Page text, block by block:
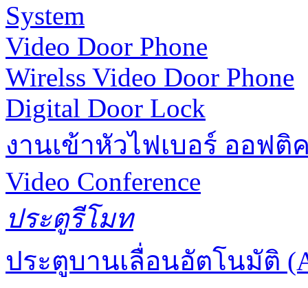
System
Video Door Phone
Wirelss Video Door Phone
Digital Door Lock
งานเข้าหัวไฟเบอร์ ออฟติ
Video Conference
ประตูรีโมท
ประตูบานเลื่อนอัตโนมัติ